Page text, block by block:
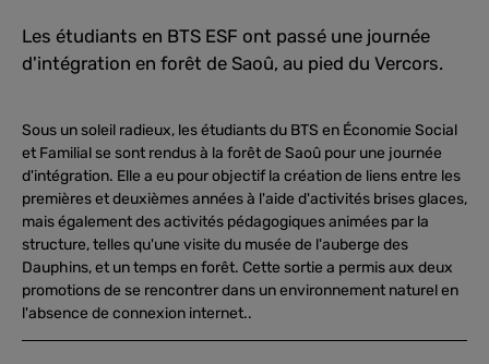
Les étudiants en BTS ESF ont passé une journée
d'intégration en forêt de Saoû, au pied du Vercors.
Sous un soleil radieux, les étudiants du BTS en Économie Social
et Familial se sont rendus à la forêt de Saoû pour une journée
d'intégration. Elle a eu pour objectif la création de liens entre les
premières et deuxièmes années à l'aide d'activités brises glaces,
mais également des activités pédagogiques animées par la
structure, telles qu'une visite du musée de l'auberge des
Dauphins, et un temps en forêt. Cette sortie a permis aux deux
promotions de se rencontrer dans un environnement naturel en
l'absence de connexion internet..